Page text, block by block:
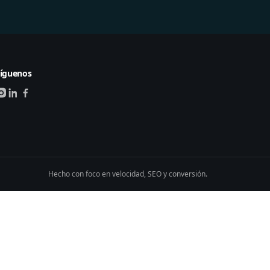
Hecho con foco en velocidad, SEO y conversión.